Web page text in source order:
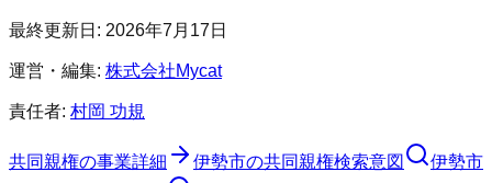
最終更新日: 2026年7月17日
運営・編集: 株式会社Mycat
責任者: 村岡 功規
共同親権の事業詳細 伊勢市の共同親権検索意図
伊勢市